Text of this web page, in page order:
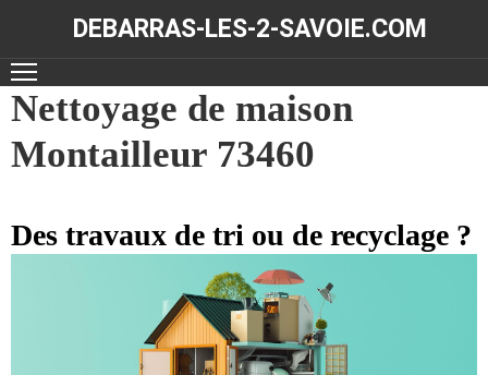
DEBARRAS-LES-2-SAVOIE.COM
ACCUEIL
DÉBARRAS
Nettoyage de maison
Montailleur 73460
Des travaux de tri ou de recyclage ?